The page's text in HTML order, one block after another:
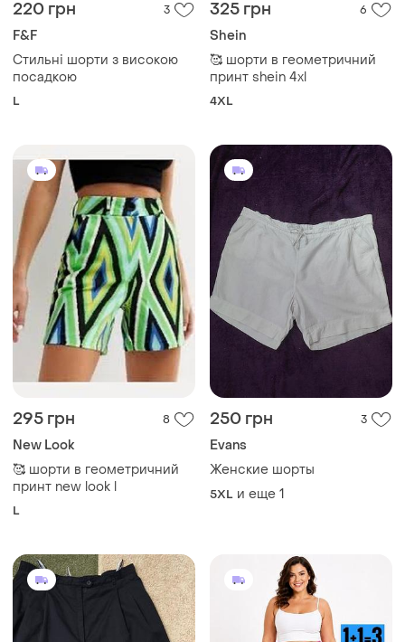
220 грн 3
F&F
Стильні шорти з високою
посадкою
L
325 грн 6
Shein
🥰 шорти в геометричний
принт shein 4xl
4XL
295 грн 8
New Look
🥰 шорти в геометричний
принт new look l
L
250 грн 3
Evans
Женские шорты
5XL и еще 1